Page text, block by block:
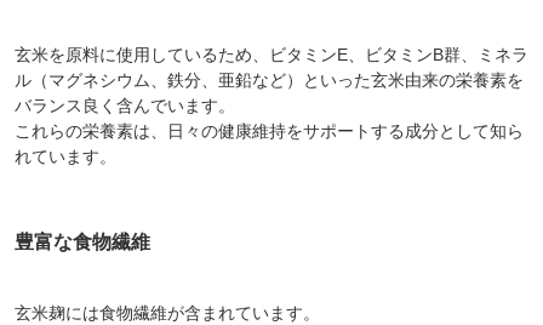
玄米を原料に使用しているため、ビタミンE、ビタミンB群、ミネラ
ル（マグネシウム、鉄分、亜鉛など）といった玄米由来の栄養素を
バランス良く含んでいます。
これらの栄養素は、日々の健康維持をサポートする成分として知ら
れています。
豊富な食物繊維
玄米麹には食物繊維が含まれています。